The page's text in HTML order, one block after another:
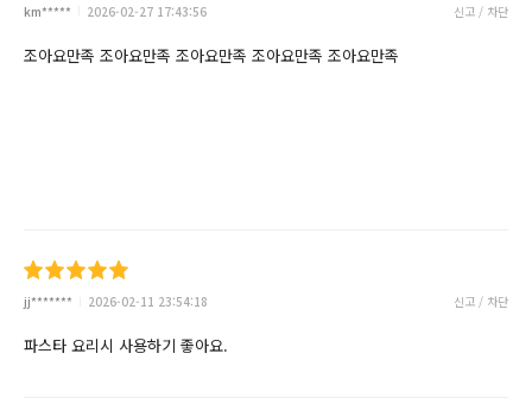
km***** 2026-02-27 17:43:56 신고 / 차단
조아요만족 조아요만족 조아요만족 조아요만족 조아요만족
jj******* 2026-02-11 23:54:18 신고 / 차단
파스타 요리시 사용하기 좋아요.